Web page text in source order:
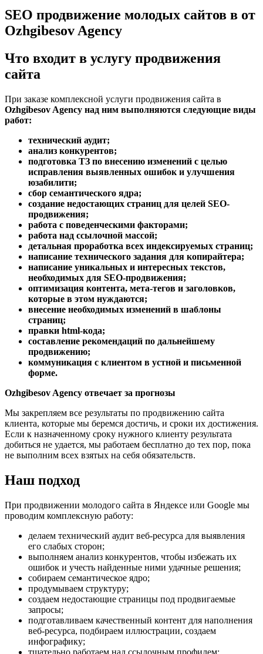
SEO продвижение молодых сайтов в от
Ozhgibesov Agency
Что входит в услугу продвижения
сайта
При заказе комплексной услуги продвижения сайта в
Ozhgibesov Agency над ним выполняются следующие виды
работ:
технический аудит;
анализ конкурентов;
подготовка ТЗ по внесению изменений с целью
исправления выявленных ошибок и улучшения
юзабилити;
сбор семантического ядра;
создание недостающих страниц для целей SEO-
продвижения;
работа с поведенческими факторами;
работа над ссылочной массой;
детальная проработка всех индексируемых страниц;
написание технического задания для копирайтера;
написание уникальных и интересных текстов,
необходимых для SEO-продвижения;
оптимизация контента, мета-тегов и заголовков,
которые в этом нуждаются;
внесение необходимых изменений в шаблоны
страниц;
правки html-кода;
составление рекомендаций по дальнейшему
продвижению;
коммуникация с клиентом в устной и письменной
форме.
Ozhgibesov Agency отвечает за прогнозы
Мы закрепляем все результаты по продвижению сайта
клиента, которые мы беремся достичь, и сроки их достижения.
Если к назначенному сроку нужного клиенту результата
добиться не удается, мы работаем бесплатно до тех пор, пока
не выполним всех взятых на себя обязательств.
Наш подход
При продвижении молодого сайта в Яндексе или Google мы
проводим комплексную работу:
делаем технический аудит веб-ресурса для выявления
его слабых сторон;
выполняем анализ конкурентов, чтобы избежать их
ошибок и учесть найденные ними удачные решения;
собираем семантическое ядро;
продумываем структуру;
создаем недостающие страницы под продвигаемые
запросы;
подготавливаем качественный контент для наполнения
веб-ресурса, подбираем иллюстрации, создаем
инфографику;
тщательно работаем над ссылочным профилем;